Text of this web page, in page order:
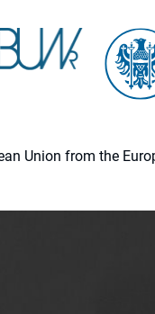
Union from the